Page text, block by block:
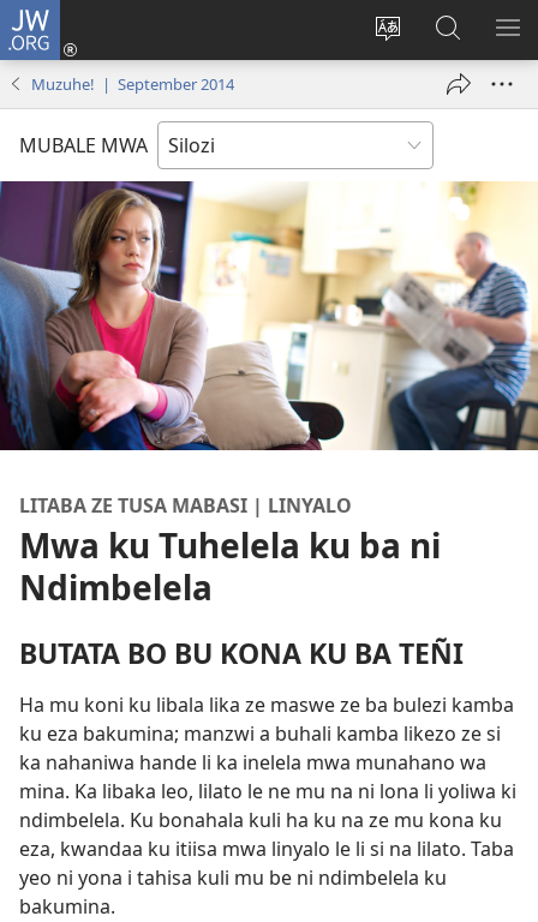
JW.ORG
Mu
Mukene
(opens
Mubate
Litaba
fa
Muzuhe! | September 2014
MUBALE MWA
LITABA ZE TUSA MABASI | LINYALO
Mwa ku Tuhelela ku ba ni
Ndimbelela
BUTATA BO BU KONA KU BA TEÑI
Ha mu koni ku libala lika ze maswe ze ba bulezi kamba
ku eza bakumina; manzwi a buhali kamba likezo ze si
ka nahaniwa hande li ka inelela mwa munahano wa
mina. Ka libaka leo, lilato le ne mu na ni lona li yoliwa ki
ndimbelela. Ku bonahala kuli ha ku na ze mu kona ku
eza, kwandaa ku itiisa mwa linyalo le li si na lilato. Taba
yeo ni yona i tahisa kuli mu be ni ndimbelela ku
bakumina.